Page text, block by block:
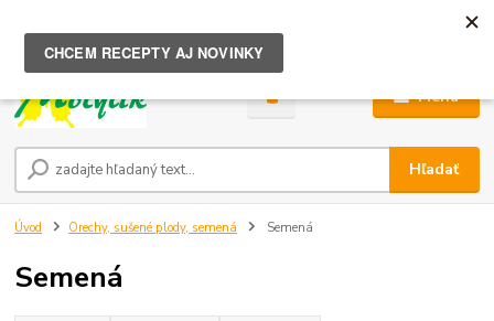
Menu
Hľadať
ks
0,00 €
Úvod Orechy, sušené plody, semená Semená
Semená